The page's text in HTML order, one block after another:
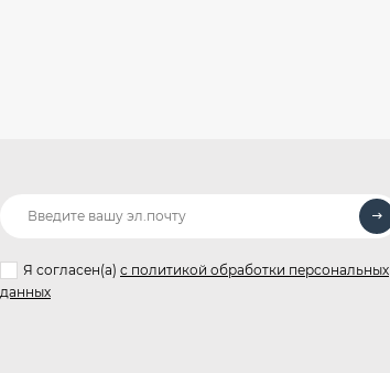
Я согласен(a) с политикой обработки персональных
данных